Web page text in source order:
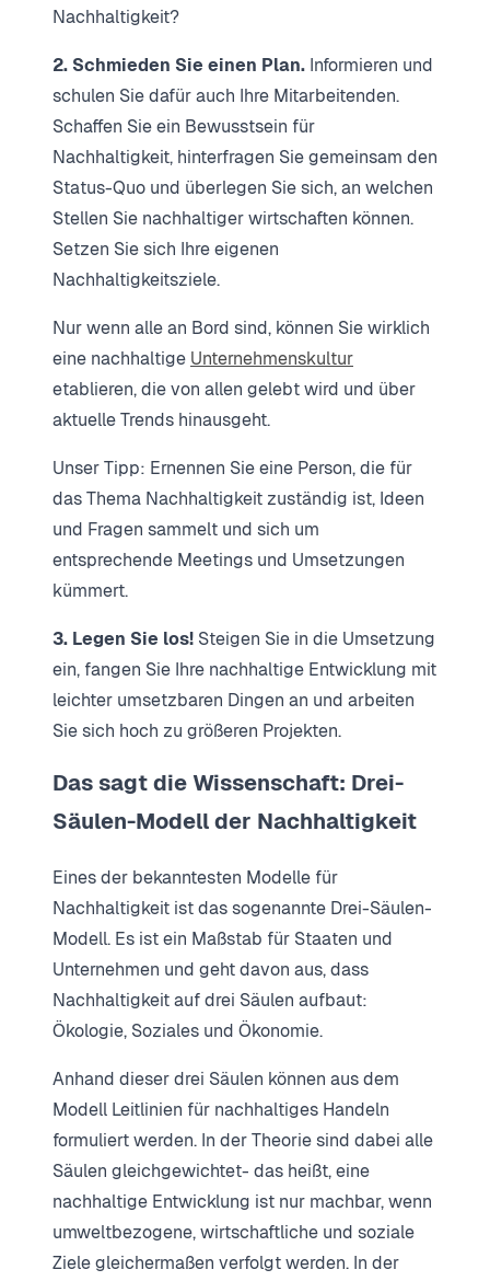
Nachhaltigkeit?
2. Schmieden Sie einen Plan. Informieren und
schulen Sie dafür auch Ihre Mitarbeitenden.
Schaffen Sie ein Bewusstsein für
Nachhaltigkeit, hinterfragen Sie gemeinsam den
Status-Quo und überlegen Sie sich, an welchen
Stellen Sie nachhaltiger wirtschaften können.
Setzen Sie sich Ihre eigenen
Nachhaltigkeitsziele.
Nur wenn alle an Bord sind, können Sie wirklich
eine nachhaltige Unternehmenskultur
etablieren, die von allen gelebt wird und über
aktuelle Trends hinausgeht.
Unser Tipp: Ernennen Sie eine Person, die für
das Thema Nachhaltigkeit zuständig ist, Ideen
und Fragen sammelt und sich um
entsprechende Meetings und Umsetzungen
kümmert.
3. Legen Sie los! Steigen Sie in die Umsetzung
ein, fangen Sie Ihre nachhaltige Entwicklung mit
leichter umsetzbaren Dingen an und arbeiten
Sie sich hoch zu größeren Projekten.
Das sagt die Wissenschaft: Drei-
Säulen-Modell der Nachhaltigkeit
Eines der bekanntesten Modelle für
Nachhaltigkeit ist das sogenannte Drei-Säulen-
Modell. Es ist ein Maßstab für Staaten und
Unternehmen und geht davon aus, dass
Nachhaltigkeit auf drei Säulen aufbaut:
Ökologie, Soziales und Ökonomie.
Anhand dieser drei Säulen können aus dem
Modell Leitlinien für nachhaltiges Handeln
formuliert werden. In der Theorie sind dabei alle
Säulen gleichgewichtet- das heißt, eine
nachhaltige Entwicklung ist nur machbar, wenn
umweltbezogene, wirtschaftliche und soziale
Ziele gleichermaßen verfolgt werden. In der